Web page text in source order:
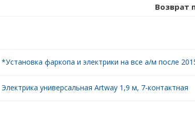
Возврат
*Установка фаркопа и электрики на все а/м после
Электрика универсальная Artway 1,9 м, 7-контактная